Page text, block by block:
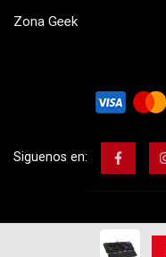
Zona Geek
Siguenos en: